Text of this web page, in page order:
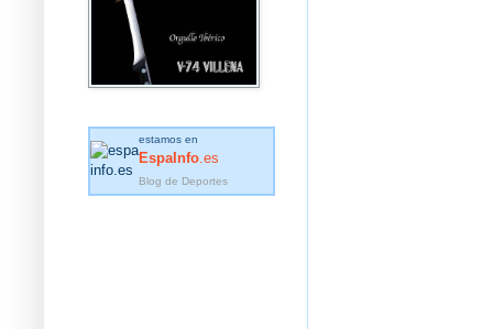
estamos en
EspaInfo .es
Blog de Deportes